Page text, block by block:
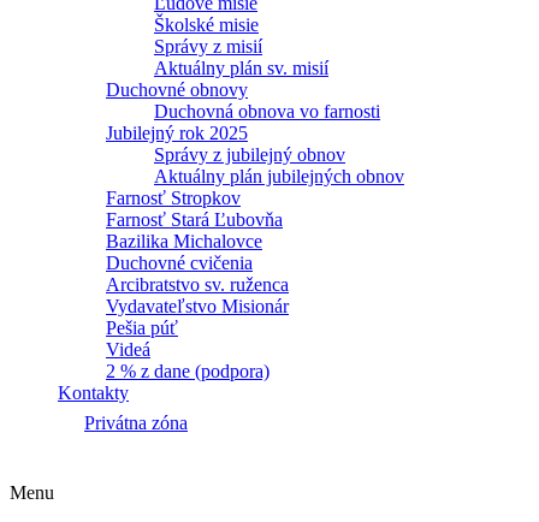
Školské misie
Správy z misií
Aktuálny plán sv. misií
Duchovné obnovy
Duchovná obnova vo farnosti
Jubilejný rok 2025
Správy z jubilejný obnov
Aktuálny plán jubilejných obnov
Farnosť Stropkov
Farnosť Stará Ľubovňa
Bazilika Michalovce
Duchovné cvičenia
Arcibratstvo sv. ruženca
Vydavateľstvo Misionár
Pešia púť
Videá
2 % z dane (podpora)
Kontakty
Privátna zóna
Menu